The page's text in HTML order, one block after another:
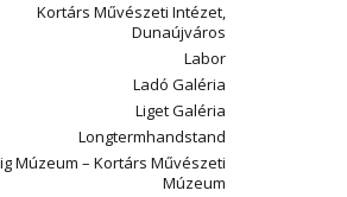
Kortárs Művészeti Intézet,
Dunaújváros
Labor
Ladó Galéria
Liget Galéria
Longtermhandstand
Múzeum – Kortárs Művészeti
Múzeum